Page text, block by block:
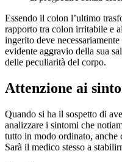
Essendo il colon l’ultimo
rapporto tra colon irritabile e
ingerito deve
evidente aggravio della sua
delle peculiarità del corpo.
Attenzione ai
Quando si ha il sospetto di
analizzare i sintomi che
tutto in modo ordinato, anche
Sarà il medico stesso a